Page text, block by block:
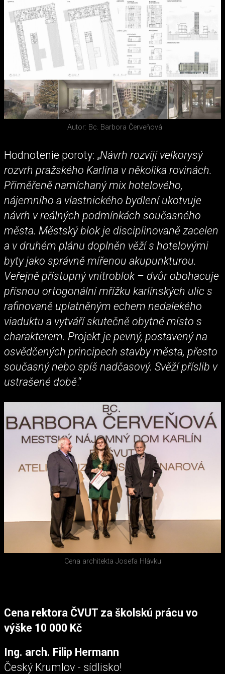
Autor: Bc. Barbora Červeňová
Hodnotenie poroty: „Návrh rozvíjí velkorysý
rozvrh pražského Karlína v několika rovinách.
Přiměřeně namíchaný mix hotelového,
nájemního a vlastnického bydlení ukotvuje
návrh v reálných podmínkách současného
města. Městský blok je disciplinovaně zacelen
a v druhém plánu doplněn věží s hotelovými
byty jako správně mířenou akupunkturou.
Veřejně přístupný vnitroblok – dvůr obohacuje
přísnou ortogonální mřížku karlínských ulic s
rafinovaně uplatněným echem nedalekého
viaduktu a vytváří skutečně obytné místo s
charakterem. Projekt je pevný, postavený na
osvědčených principech stavby města, přesto
současný nebo spíš nadčasový. Svěží příslib v
ustrašené době.“
Cena architekta Josefa Hlávku
Cena rektora ČVUT za školskú prácu vo
výške 10 000 Kč
Ing. arch. Filip Hermann
Český Krumlov - sídlisko!